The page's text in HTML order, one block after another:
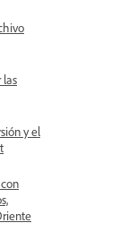
las
y el